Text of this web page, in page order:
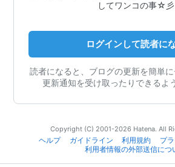
してワンコの事☆彡
ログインして読者に
読者になると、ブログの更新を簡単に
更新通知を受け取ったりできるよ
Copyright (C) 2001-2026 Hatena. All
ヘルプ
ガイドライン 利用規約
プ
利用者情報の外部送信につ